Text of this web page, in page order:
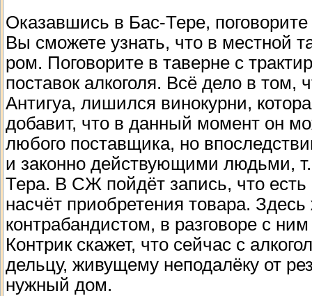
Оказавшись в Бас-Тере,
Вы сможете узнать, что в местной
ром. Поговорите в таверне с
поставок алкоголя. Всё дело в том,
Антигуа, лишился винокурни,
добавит, что в данный момент он
любого поставщика, но
и законно действующими людьми,
Тера. В СЖ пойдёт запись, что
насчёт приобретения товара.
контрабандистом, в разговоре с
Контрик скажет, что сейчас с
дельцу, живущему неподалёку от
нужный дом.